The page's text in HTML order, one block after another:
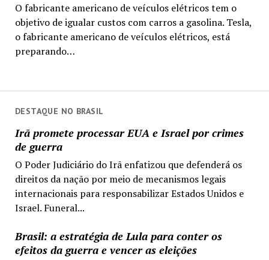
DESTAQUE NO BRASIL
Irã promete processar EUA e Israel por crimes
de guerra
O Poder Judiciário do Irã enfatizou que defenderá os
direitos da nação por meio de mecanismos legais
internacionais para responsabilizar Estados Unidos e
Israel. Funeral...
Brasil: a estratégia de Lula para conter os
efeitos da guerra e vencer as eleições
O fabricante americano de veículos elétricos tem o
objetivo de igualar custos com carros a gasolina. Tesla,
o fabricante americano de veículos elétricos, está
preparando…